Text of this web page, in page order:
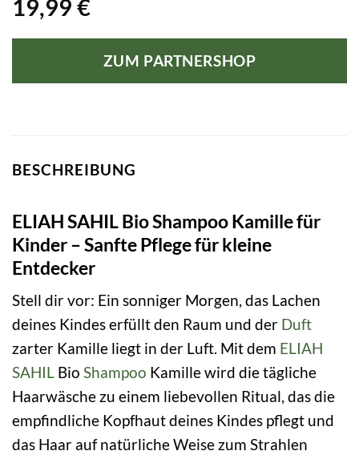
19,99 €
ZUM PARTNERSHOP
BESCHREIBUNG
ELIAH SAHIL Bio Shampoo Kamille für
Kinder – Sanfte Pflege für kleine
Entdecker
Stell dir vor: Ein sonniger Morgen, das Lachen
deines Kindes erfüllt den Raum und der Duft
zarter Kamille liegt in der Luft. Mit dem ELIAH
SAHIL Bio Shampoo Kamille wird die tägliche
Haarwäsche zu einem liebevollen Ritual, das die
empfindliche Kopfhaut deines Kindes pflegt und
das Haar auf natürliche Weise zum Strahlen